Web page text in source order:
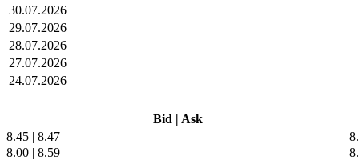
30.07.2026
29.07.2026
28.07.2026
27.07.2026
24.07.2026
Bid | Ask
8.45 | 8.47
8.00 | 8.59